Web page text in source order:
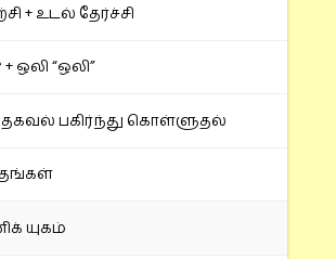
+ உடல் தேர்ச்சி
ஒலி “ஒலி”
பகிர்ந்து கொள்ளுதல்
யுகம்